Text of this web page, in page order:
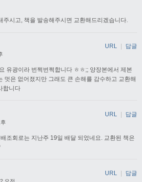
주시고, 책을 발송해주시면 교환해드리겠습니다.
유광이라 번쩍번쩍합니다 ㅎㅎ;; 양장본에서 제본
멋은 없어졌지만 그래도 큰 손해를 감수하고 교환해
합니다
URL 답글
조회로는 지난주 19일 배달 되었네요. 교환된 책은
URL | 답글
오전
URL | 답글